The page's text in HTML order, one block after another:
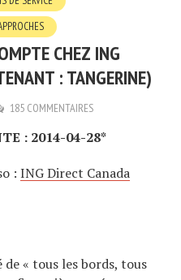
CHEZ ING
: TANGERINE)
185 COMMENTAIRES
: 2014-04-28*
: ING Direct Canada
« tous les bords, tous